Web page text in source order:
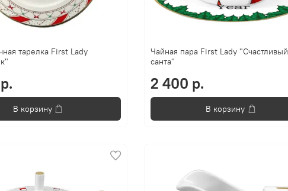
тарелка First Lady
В корзину
Чайная пара First Lady "Счастливый
санта"
2 400 р.
В корзину